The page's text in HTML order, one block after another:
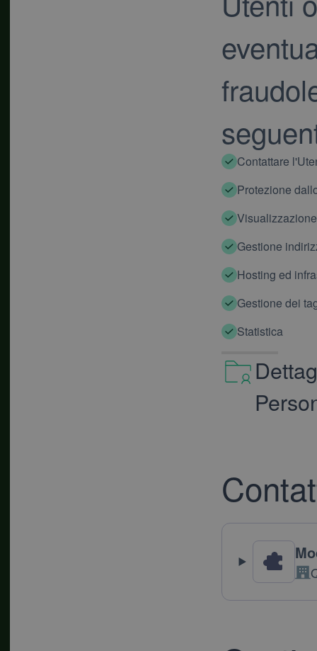
Contattare
Protezione
Gestione
Hosting ed
Gestione dei
Statistica